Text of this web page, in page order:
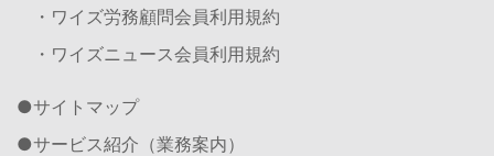
・ワイズ労務顧問会員利用規約
・ワイズニュース会員利用規約
サイトマップ
サービス紹介（業務案内）